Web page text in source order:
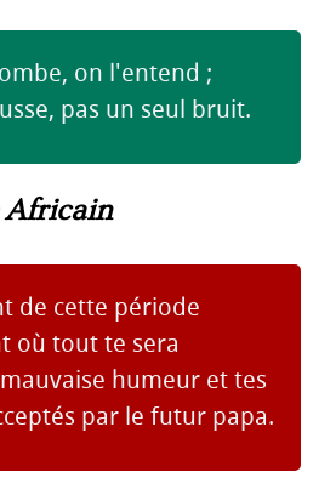
on l'entend ;
pas un seul bruit.
Africain
de cette période
où tout te sera
humeur et tes
par le futur papa.